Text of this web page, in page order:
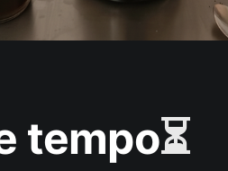
tempo⏳